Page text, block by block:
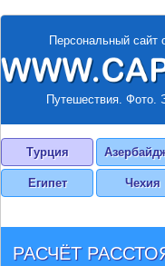
Персональный сайт
Путешествия. Фото.
Турция
Египет Чехия
РАСЧЁТ